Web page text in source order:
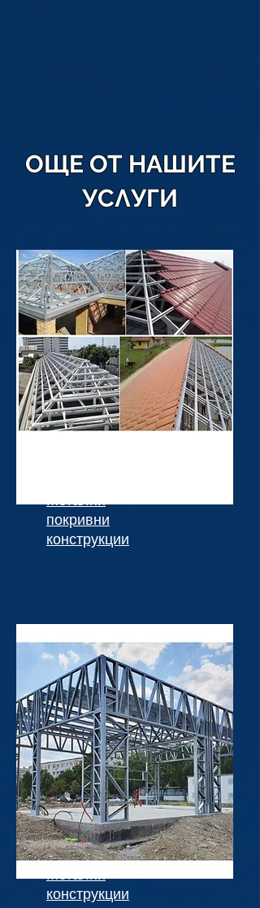
ОЩЕ ОТ НАШИТЕ
УСЛУГИ
Метални
покривни
конструкции
Метални
конструкции